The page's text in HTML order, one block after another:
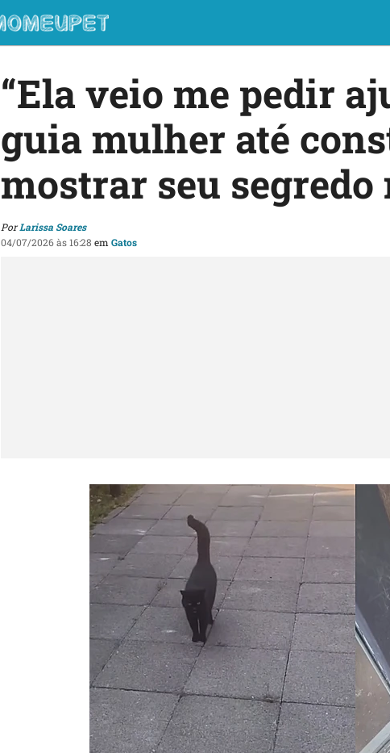
“Ela veio me pedir
guia mulher até
mostrar seu
PorLarissa Soares
04/07/2026 às 16:28 em Gatos